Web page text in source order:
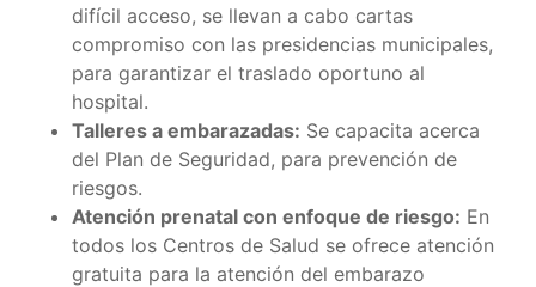
difícil acceso, se llevan a cabo cartas
compromiso con las presidencias municipales,
para garantizar el traslado oportuno al
hospital.
Talleres a embarazadas: Se capacita acerca
del Plan de Seguridad, para prevención de
riesgos.
Atención prenatal con enfoque de riesgo: En
todos los Centros de Salud se ofrece atención
gratuita para la atención del embarazo